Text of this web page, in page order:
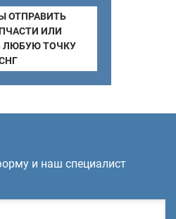
ОТПРАВИТЬ
ИЛИ
ЛЮБУЮ ТОЧКУ
и наш специалист